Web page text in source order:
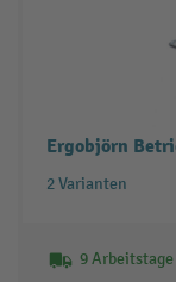
Ergobjörn
2 Varianten
9 Arbeitstage